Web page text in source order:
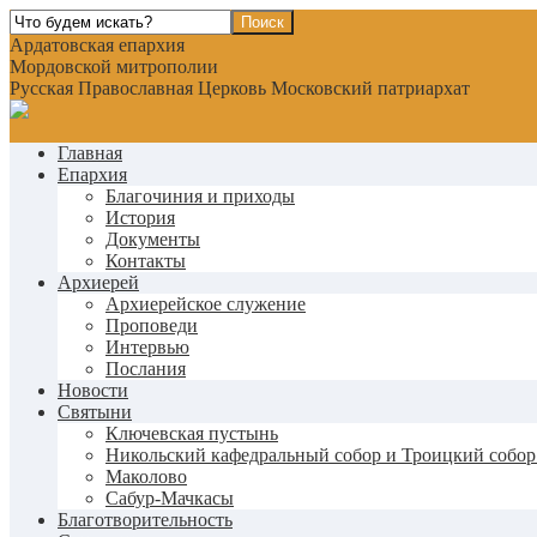
Ардатовская епархия
Мордовской митрополии
Русская Православная Церковь Московский патриархат
Главная
Епархия
Благочиния и приходы
История
Документы
Контакты
Архиерей
Архиерейское служение
Проповеди
Интервью
Послания
Новости
Святыни
Ключевская пустынь
Никольский кафедральный собор и Троицкий собор
Маколово
Сабур-Мачкасы
Благотворительность